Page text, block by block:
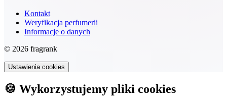
Kontakt
Weryfikacja perfumerii
Informacje o danych
© 2026 fragrank
Ustawienia cookies
🍪 Wykorzystujemy pliki cookies